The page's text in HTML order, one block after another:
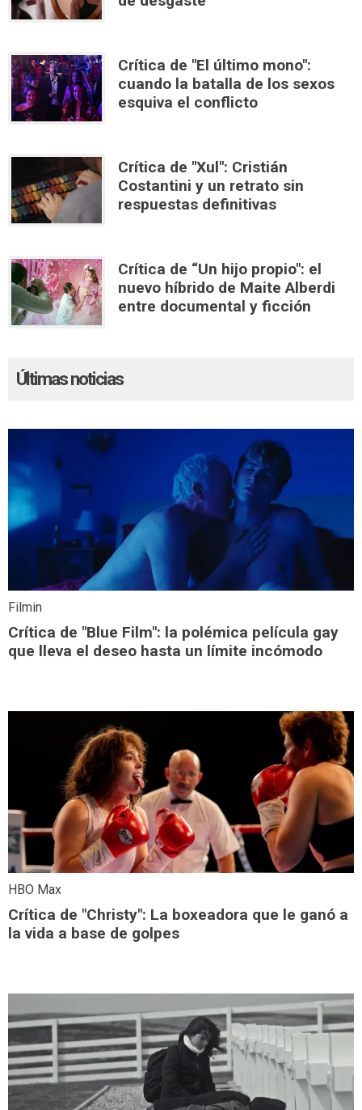
Crítica de "El último mono":
cuando la batalla de los sexos
esquiva el conflicto
Crítica de "Xul": Cristián
Costantini y un retrato sin
respuestas definitivas
Crítica de “Un hijo propio": el
nuevo híbrido de Maite Alberdi
entre documental y ficción
Últimas noticias
Filmin
Crítica de "Blue Film": la polémica película gay
que lleva el deseo hasta un límite incómodo
HBO Max
Crítica de "Christy": La boxeadora que le ganó a
la vida a base de golpes